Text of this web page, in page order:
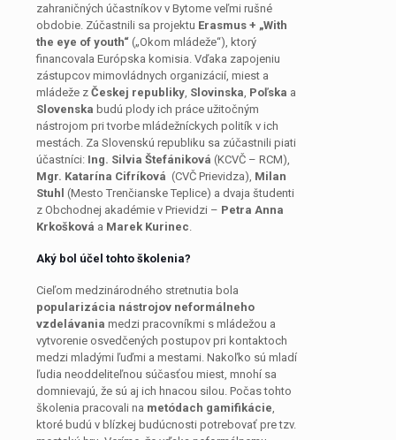
zahraničných účastníkov v Bytome veľmi rušné
obdobie. Zúčastnili sa projektu Erasmus + „With
the eye of youth“ („Okom mládeže“), ktorý
financovala Európska komisia. Vďaka zapojeniu
zástupcov mimovládnych organizácií, miest a
mládeže z Českej republiky Slovinska Poľska a
Slovenska budú plody ich práce užitočným
nástrojom pri tvorbe mládežníckych politík v ich
mestách. Za Slovenskú republiku sa zúčastnili piati
účastníci: Ing. Silvia Štefániková (KCVČ – RCM),
Mgr. Katarína Cifríková (CVČ Prievidza), Milan
Stuhl (Mesto Trenčianske Teplice) a dvaja študenti
z Obchodnej akadémie v Prievidzi – Petra Anna
Krkošková a Marek Kurinec
Aký bol účel tohto školenia?
Cieľom medzinárodného stretnutia bola
popularizácia nástrojov neformálneho
vzdelávania medzi pracovníkmi s mládežou a
vytvorenie osvedčených postupov pri kontaktoch
medzi mladými ľuďmi a mestami. Nakoľko sú mladí
ľudia neoddeliteľnou súčasťou miest, mnohí sa
domnievajú, že sú aj ich hnacou silou. Počas tohto
školenia pracovali na metódach gamifikácie,
ktoré budú v blízkej budúcnosti potrebovať pre tzv.